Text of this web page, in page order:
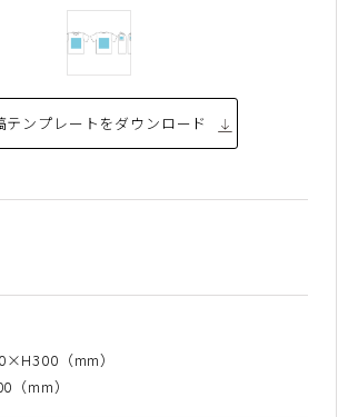
テンプレートをダウンロード
（mm）
mm）